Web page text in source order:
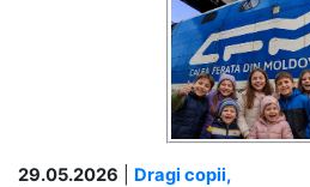
29.05.2026
Dragi copii,